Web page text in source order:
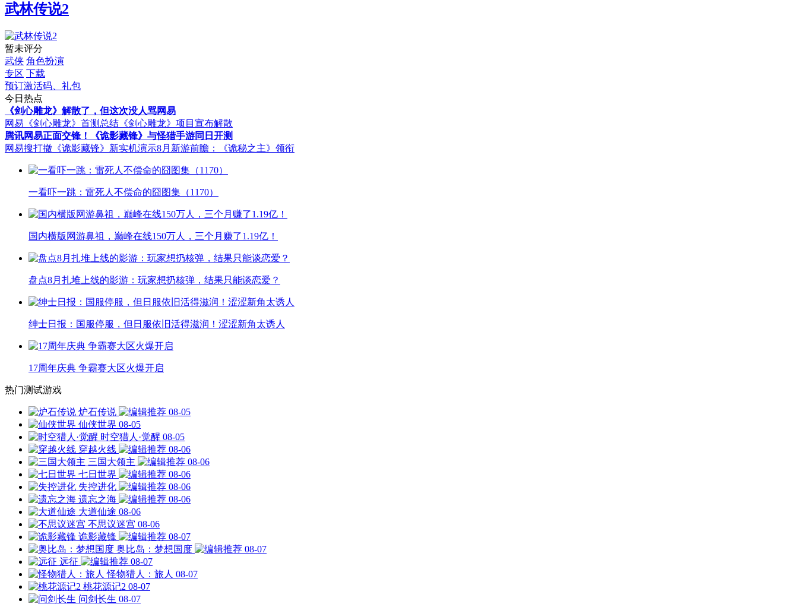
武林传说2
暂未评分
武侠 角色扮演
专区 下载
预订激活码、礼包
今日热点
《剑心雕龙》解散了，但这次没人骂网易
网易《剑心雕龙》首测总结 《剑心雕龙》项目宣布解散
腾讯网易正面交锋！《诡影藏锋》与怪猎手游同日开测
网易搜打撤《诡影藏锋》新实机演示8月新游前瞻：《诡秘之主》领衔
一看吓一跳：雷死人不偿命的囧图集（1170）
国内横版网游鼻祖，巅峰在线150万人，三个月赚了1.19亿！
盘点8月扎堆上线的影游：玩家想扔核弹，结果只能谈恋爱？
绅士日报：国服停服，但日服依旧活得滋润！涩涩新角太诱人
17周年庆典 争霸赛大区火爆开启
热门测试游戏
炉石传说
08-05
仙侠世界 08-05
时空猎人·觉醒 08-05
穿越火线
08-06
三国大领主
08-06
七日世界
08-06
失控进化
08-06
遗忘之海
08-06
大道仙途 08-06
不思议迷宫 08-06
诡影藏锋
08-07
奥比岛：梦想国度
08-07
远征
08-07
怪物猎人：旅人 08-07
桃花源记2 08-07
问剑长生 08-07